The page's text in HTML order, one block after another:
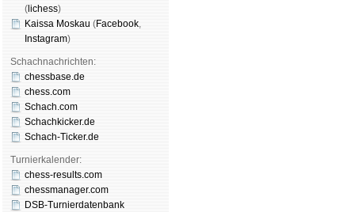
( lichess)
Kaissa Moskau (Face­book,
Insta­gram)
Schachnachrichten:
chessbase.de
chess.com
Schach.com
Schachkicker.de
Schach-Ticker.de
Turnierkalender:
chess-results.com
chessmanager.com
DSB-Turnierdatenbank